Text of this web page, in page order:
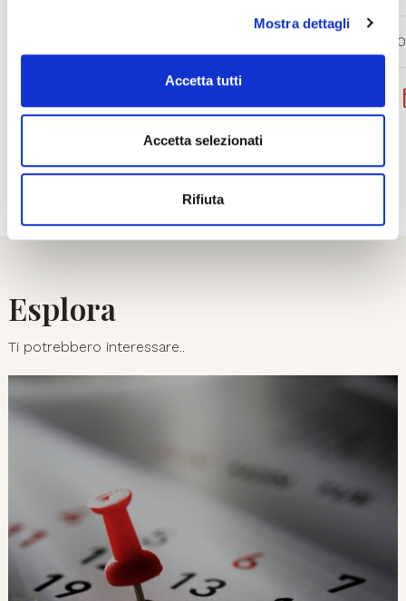
Mostra dettagli
Accetta tutti
Accetta selezionati
Rifiuta
DAMER 26.08.2026 AMAR 01.09.2026
ACQUISTA
SAB
01 08
Esplora
Ti potrebbero interessare..